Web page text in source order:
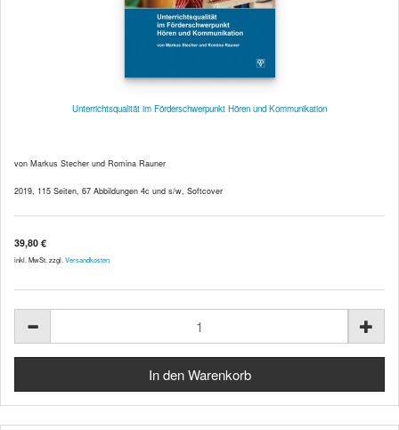
Unterrichtsqualität im Förderschwerpunkt Hören und Kommunikation
von Markus Stecher und Romina Rauner
2019, 115 Seiten, 67 Abbildungen 4c und s/w, Softcover
39,80 €
inkl. MwSt. zzgl. Versandkosten